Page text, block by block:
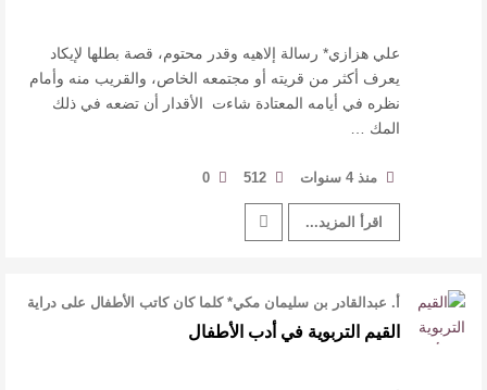
علي هزازي* رسالة إلاهيه وقدر محتوم، قصة بطلها لإيكاد
يعرف أكثر من قريته أو مجتمعه الخاص، والقريب منه وأمام
نظره في أيامه المعتادة شاءت الأقدار أن تضعه في ذلك
المك …
منذ 4 سنوات 512
0
اقرأ المزيد...
أ. عبدالقادر بن سليمان مكي* كلما كان كاتب الأطفال على دراية
بواقع الأطفال الاجتم …
القيم التربوية في أدب الأطفال